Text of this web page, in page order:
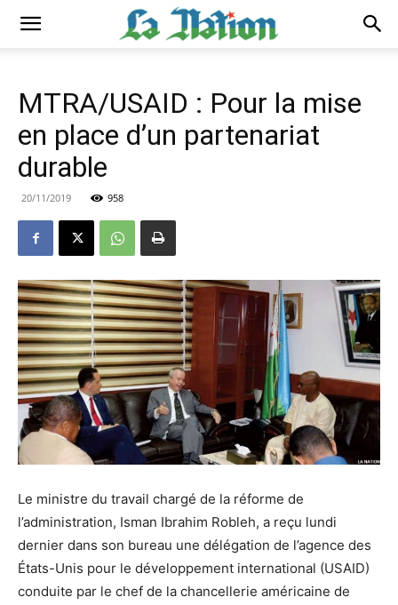
MTRA/USAID : Pour la mise
en place d’un partenariat
durable
20/11/2019 958
Le ministre du travail chargé de la réforme de
l’administration, Isman Ibrahim Robleh, a reçu lundi
dernier dans son bureau une délégation de l’agence des
États-Unis pour le développement international (USAID)
conduite par le chef de la chancellerie américaine de